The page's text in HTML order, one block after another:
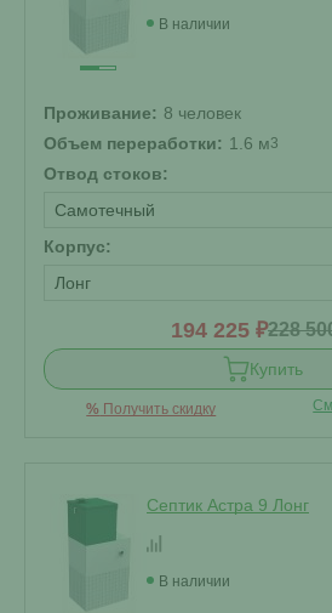
В наличии
Проживание: 8 человек
Объем переработки: 1.6 м3
Отвод стоков:
Самотечный
Корпус:
Лонг
194 225 ₽228
Купить
% Получить скидку
Септик Астра 9 Лонг
В наличии